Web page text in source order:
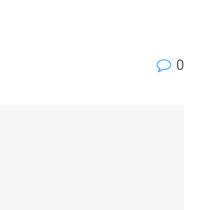
0